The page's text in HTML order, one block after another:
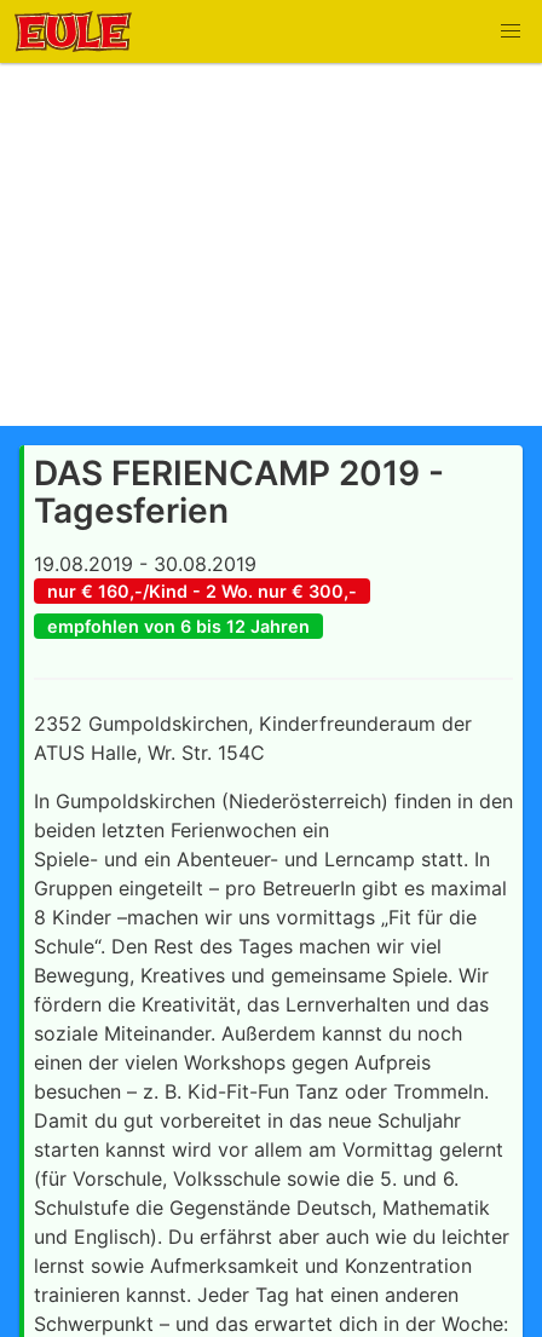
DAS FERIENCAMP 2019 -
Tagesferien
19.08.2019 - 30.08.2019
nur € 160,-/Kind - 2 Wo. nur € 300,-
empfohlen von 6 bis 12 Jahren
2352 Gumpoldskirchen, Kinderfreunderaum der
ATUS Halle, Wr. Str. 154C
In Gumpoldskirchen (Niederösterreich) finden in den
beiden letzten Ferienwochen ein
Spiele- und ein Abenteuer- und Lerncamp statt. In
Gruppen eingeteilt – pro BetreuerIn gibt es maximal
8 Kinder –machen wir uns vormittags „Fit für die
Schule“. Den Rest des Tages machen wir viel
Bewegung, Kreatives und gemeinsame Spiele. Wir
fördern die Kreativität, das Lernverhalten und das
soziale Miteinander. Außerdem kannst du noch
einen der vielen Workshops gegen Aufpreis
besuchen – z. B. Kid-Fit-Fun Tanz oder Trommeln.
Damit du gut vorbereitet in das neue Schuljahr
starten kannst wird vor allem am Vormittag gelernt
(für Vorschule, Volksschule sowie die 5. und 6.
Schulstufe die Gegenstände Deutsch, Mathematik
und Englisch). Du erfährst aber auch wie du leichter
lernst sowie Aufmerksamkeit und Konzentration
trainieren kannst. Jeder Tag hat einen anderen
Schwerpunkt – und das erwartet dich in der Woche: